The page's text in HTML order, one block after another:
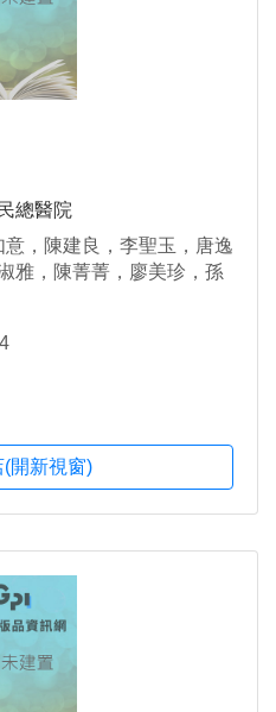
總醫院
，陳建良，李聖玉，唐逸
雅，陳菁菁，廖美珍，孫
人尹
(開新視窗)